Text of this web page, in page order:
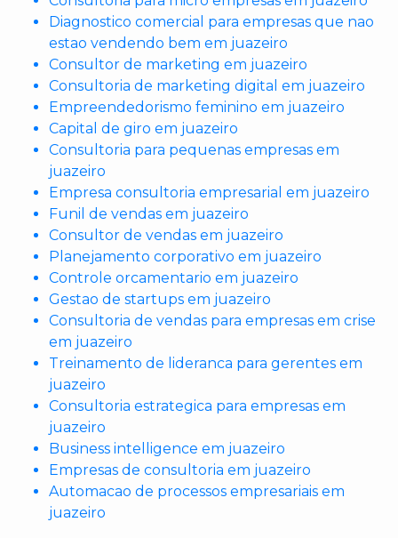
Diagnostico comercial para empresas que nao
estao vendendo bem em juazeiro
Consultor de marketing em juazeiro
Consultoria de marketing digital em juazeiro
Empreendedorismo feminino em juazeiro
Capital de giro em juazeiro
Consultoria para pequenas empresas em
juazeiro
Empresa consultoria empresarial em juazeiro
Funil de vendas em juazeiro
Consultor de vendas em juazeiro
Planejamento corporativo em juazeiro
Controle orcamentario em juazeiro
Gestao de startups em juazeiro
Consultoria de vendas para empresas em crise
em juazeiro
Treinamento de lideranca para gerentes em
juazeiro
Consultoria estrategica para empresas em
juazeiro
Business intelligence em juazeiro
Empresas de consultoria em juazeiro
Automacao de processos empresariais em
juazeiro